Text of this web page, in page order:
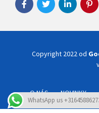
Copyright 2022 od
O NÁS NOVINKY
WhatsApp us